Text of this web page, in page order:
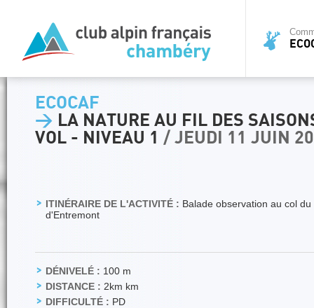
ECOCAF
> LA NATURE AU FIL DES
VOL - NIVEAU 1 / JEUDI 11 JUIN
ITINÉRAIRE DE L'ACTIVITÉ : Balade observation au col
d'Entremont
DÉNIVELÉ : 100 m
DISTANCE : 2km km
DIFFICULTÉ : PD